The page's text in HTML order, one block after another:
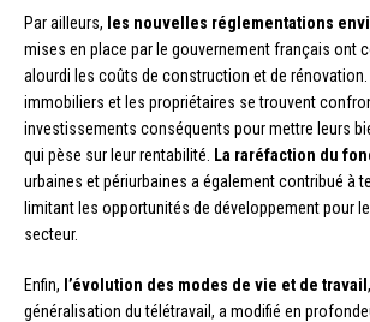
Par ailleurs, les nouvelles réglementations
mises en place par le gouvernement français ont
alourdi les coûts de construction et de
immobiliers et les propriétaires se trouvent
investissements conséquents pour mettre leurs
qui pèse sur leur rentabilité.
La raréfaction du
urbaines et périurbaines a également contribué à
limitant les opportunités de développement pour
secteur.
Enfin, l’évolution des modes de vie et de travail
généralisation du télétravail, a modifié en